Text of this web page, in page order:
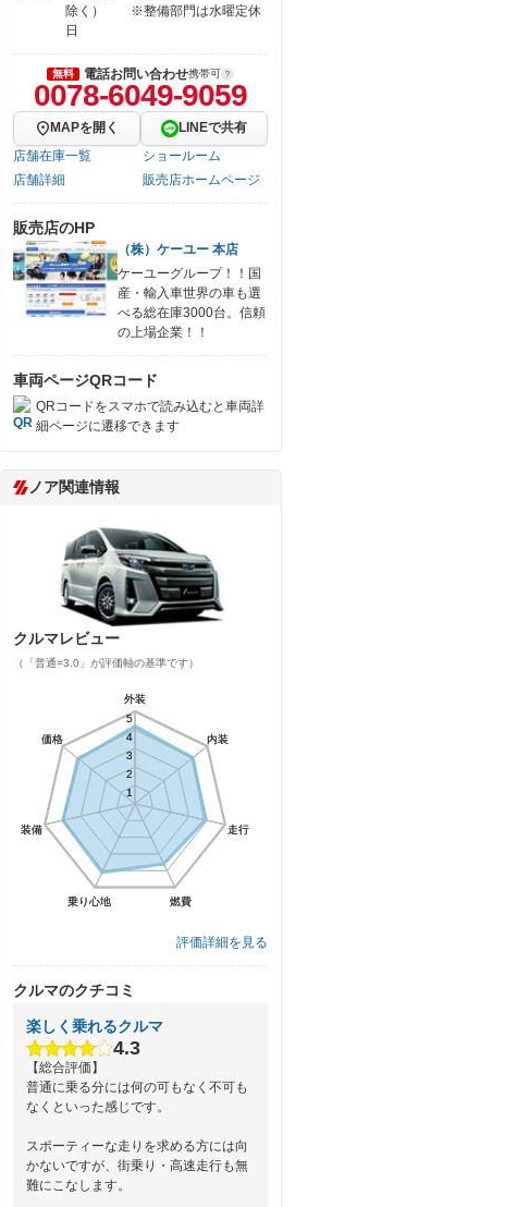
除く） ※整備部門は水曜定休
日
無料 電話お問い合わせ携帯可
0078-6049-9059
MAPを開く
LINEで共有
店舗在庫一覧
ショールーム
店舗詳細
販売店ホームページ
販売店のHP
（株）ケーユー 本店
ケーユーグループ！！国
産・輸入車世界の車も選
べる総在庫3000台。信頼
の上場企業！！
車両ページQRコード
QRコードをスマホで読み込むと車両詳
細ページに遷移できます
ノア関連情報
クルマレビュー
（「普通=3.0」が評価軸の基準です）
外装
内装
走行
燃費
乗り心地
装備
価格
1
2
3
4
5
外装
内装
走行
燃費
乗り心地
装備
価格
1
2
3
4
5
評価詳細を見る
クルマのクチコミ
楽しく乗れるクルマ
4.3
【総合評価】
普通に乗る分には何の可もなく不可も
なくといった感じです。
スポーティーな走りを求める方には向
かないですが、街乗り・高速走行も無
難にこなします。